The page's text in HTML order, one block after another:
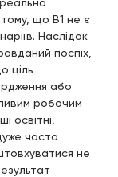
що B1 не є
Наслідок
поспіх,
ціль
або
робочим
освітні,
часто
не